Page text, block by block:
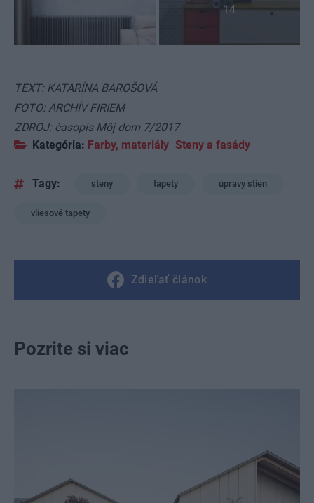
14
TEXT: KATARÍNA BAROŠOVÁ
FOTO: ARCHÍV FIRIEM
ZDROJ: časopis Môj dom 7/2017
Kategória: Farby, materiály Steny a fasády
Tagy: steny tapety úpravy stien
vliesové tapety
Zdieľať článok
Pozrite si viac